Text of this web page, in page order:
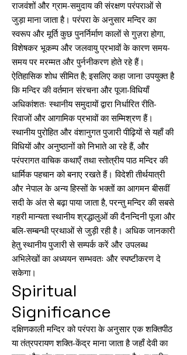
राजवंशों और ग्राम-समुदाय की संरक्षण परंपराओं से
जुड़ा माना जाता है। परंपरा के अनुसार मन्दिर का
स्वरूप और मूर्ति कुछ पुनर्निर्माण कालों से गुज़रा होगा,
विशेषकर भूकम्प और जलवायु प्रभावों के कारण समय-
समय पर मरम्मत और पुर्ननीकरण होते रहे हैं।
ऐतिहासिक शोध सीमित है; इसलिए कहा जाना उपयुक्त है
कि मन्दिर की वर्तमान संरचना और पूजा-विधियाँ
अधिकांशतः स्थानीय समुदायों द्वारा निर्धारित रीति-
रिवाजों और आगामिक प्रभावों का सम्मिश्रण हैं।
स्थानीय पुरोहित और वंशानुगत पुजारी पीढ़ियों से यहाँ की
विधियों और अनुष्ठानों को निभाते आ रहे हैं, और
परंपरागत वाचिक कथाएँ तथा स्तोत्रीय पाठ मन्दिर की
धार्मिक पहचान को बनाए रखते हैं। विदेशी तीर्थयात्री
और नेपाल के अन्य हिस्सों के भक्तों का आगमन बीसवीं
सदी के अंत से बढ़ा पाया जाता है, परन्तु मन्दिर की सबसे
गहरी मान्यता स्थानीय श्रद्धालुओं की दैनन्दिनी पूजा और
बलि-सम्बन्धी प्रथाओं से जुड़ी रही है। अधिक जानकारी
हेतु स्थानीय पुजारी से सम्पर्क करें और उपलब्ध
अभिलेखों का अध्ययन सम्भवतः और स्पष्टीकरण दे
सकेगा।
Spiritual
Significance
दक्षिणकाली मन्दिर को परंपरा के अनुसार एक शक्तिपीठ
या तंत्रपरायण शक्ति-केंद्र माना जाता है जहाँ देवी का